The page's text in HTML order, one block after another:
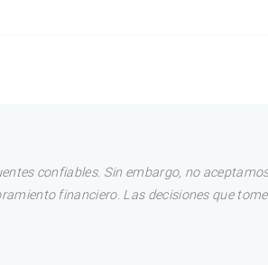
confiables. Sin embargo, no
financiero. Las decisiones que